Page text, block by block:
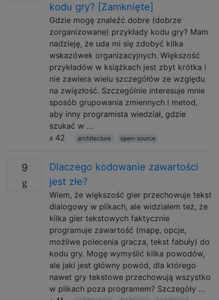
kodu gry? [Zamknięte]
Gdzie mogę znaleźć dobre (dobrze
zorganizowane) przykłady kodu gry? Mam
nadzieję, że uda mi się zdobyć kilka
wskazówek organizacyjnych. Większość
przykładów w książkach jest zbyt krótka i
nie zawiera wielu szczegółów ze względu
na zwięzłość. Szczególnie interesuje mnie
sposób grupowania zmiennych i metod,
aby inny programista wiedział, gdzie
szukać w …
42
architecture open-source
9
Dlaczego kodowanie zawartości
jest złe?
Wiem, że większość gier przechowuje tekst
dialogowy w plikach, ale widziałem też, że
kilka gier tekstowych faktycznie
programuje zawartość (mapę, opcje,
możliwe polecenia gracza, tekst fabuły) do
kodu gry. Mogę wymyślić kilka powodów,
ale jaki jest główny powód, dla którego
nawet gry tekstowe przechowują wszystko
w plikach poza programem? Szczegóły …